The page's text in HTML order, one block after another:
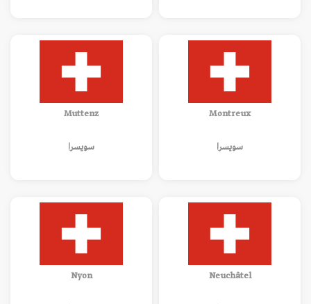
Montreux
سويسرا
Muttenz
سويسرا
Neuchâtel
Nyon